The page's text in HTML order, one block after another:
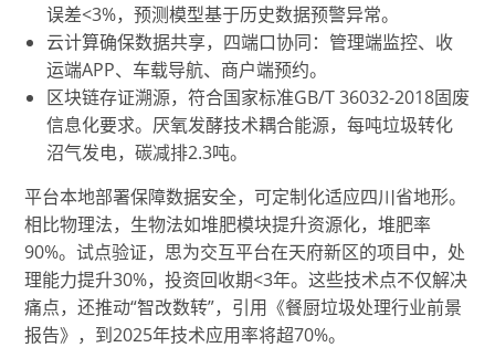
误差<3%，预测模型基于历史数据预警异常。
云计算确保数据共享，四端口协同：管理端监控、收
运端APP、车载导航、商户端预约。
区块链存证溯源，符合国家标准GB/T 36032-2018固废
信息化要求。厌氧发酵技术耦合能源，每吨垃圾转化
沼气发电，碳减排2.3吨。
平台本地部署保障数据安全，可定制化适应四川省地形。
相比物理法，生物法如堆肥模块提升资源化，堆肥率
90%。试点验证，思为交互平台在天府新区的项目中，处
理能力提升30%，投资回收期<3年。这些技术点不仅解决
痛点，还推动“智改数转”，引用《餐厨垃圾处理行业前景
报告》，到2025年技术应用率将超70%。